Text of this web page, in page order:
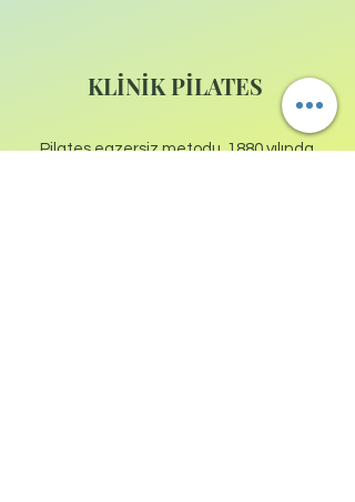
KLİNİK PİLATES
Pilates egzersiz metodu, 1880 yılında